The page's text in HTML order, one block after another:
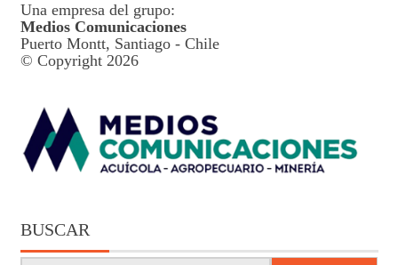
Una empresa del grupo:
Medios Comunicaciones
Puerto Montt, Santiago - Chile
© Copyright 2026
BUSCAR